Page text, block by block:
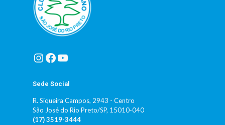
Instagram
Facebook
Youtube
Sede Social
R. Siqueira Campos, 2943 - Centro
São José do Rio Preto/SP, 15010-040
(17) 3519-3444